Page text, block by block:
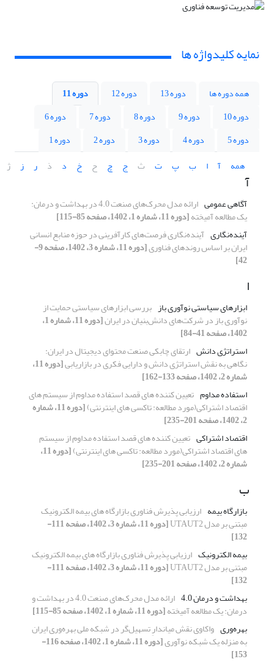
نمایه کلیدواژه ها
همه دوره ها دوره 13 دوره 12
دوره 11
دوره 10
دوره 9 دوره 8 دوره 7
دوره 6
دوره 5
دوره 4 دوره 3 دوره 2
دوره 1
همه
آ ا ب پ ت ث ج چ ح خ د ذ ر ز ژ
آ
آگاهی عمومی ارائه مدل محرک‌های صنعت 4.0 در بهداشت و درمان:
یک مطالعه آمیخته[دوره 11، شماره 1، 1402، صفحه 85-115]
آینده‌نگاری آینده‌نگاری فرصت‌های کارآفرینی در حوزه منابع انسانی
ایران بر اساس روندهای فناوری [دوره 11، شماره 3، 1402، صفحه 9-
42]
ا
ابزارهای سیاستی نوآوری باز بررسی ابزار‌های سیاستی حمایت از
نوآوری باز در شرکت‌های دانش‌بنیان در ایران [دوره 11، شماره 1،
1402، صفحه 41-84]
استراتژی دانش ارتقای چابکی صنعت محتوای دیجیتال در ایران:
نگاهی به نقش استراتژی دانش و دارایی فکری در بازاریابی [دوره 11،
شماره 2، 1402، صفحه 133-162]
استفاده مداوم تعیین کننده های قصد استفاده مداوم از سیستم های
اقتصاد اشتراکی(مورد مطالعه: تاکسی های اینترنتی) [دوره 11، شماره
2، 1402، صفحه 201-235]
اقتصاد اشتراکی تعیین کننده های قصد استفاده مداوم از سیستم
های اقتصاد اشتراکی(مورد مطالعه: تاکسی های اینترنتی) [دوره 11،
شماره 2، 1402، صفحه 201-235]
ب
بازارگاه بیمه ارزیابی پذیرش فناوری بازارگاه های بیمه الکترونیک
مبتنی بر مدل UTAUT2 [دوره 11، شماره 3، 1402، صفحه 111-
132]
بیمه الکترونیک ارزیابی پذیرش فناوری بازارگاه های بیمه الکترونیک
مبتنی بر مدل UTAUT2 [دوره 11، شماره 3، 1402، صفحه 111-
132]
بهداشت و درمان 4.0
ارائه مدل محرک‌های صنعت 4.0 در بهداشت و
درمان: یک مطالعه آمیخته[دوره 11، شماره 1، 1402، صفحه 85-115]
بهره‌وری واکاوی نقش میاندارِ تسهیل‌گر در شبکه ملی بهره‌وری ایران
به منزله یک شبکه نوآوری [دوره 11، شماره 1، 1402، صفحه 116-
153]